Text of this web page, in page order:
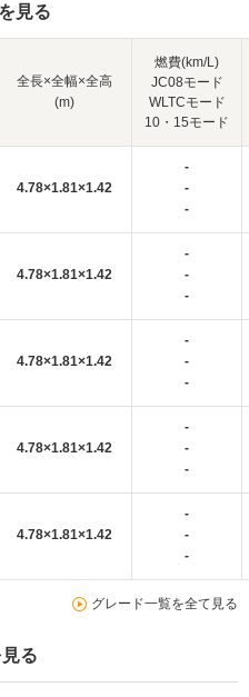
見る
全長×全幅×全高
(m)
燃費(km/L)
JC08モード
WLTCモード
10・15モード
4.78×1.81×1.42
-
-
-
4.78×1.81×1.42
-
-
-
4.78×1.81×1.42
-
-
-
4.78×1.81×1.42
-
-
-
4.78×1.81×1.42
-
-
-
グレード一覧を全て見る
る